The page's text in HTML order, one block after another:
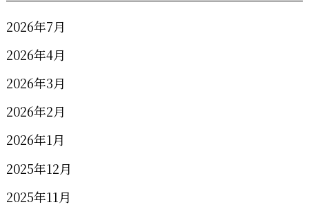
2026年7月
2026年4月
2026年3月
2026年2月
2026年1月
2025年12月
2025年11月